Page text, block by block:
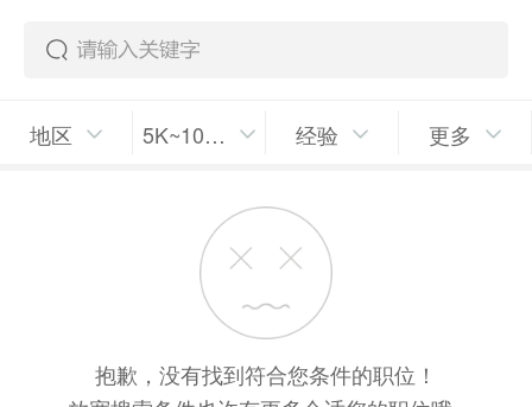
地区 5K~10K/月 经验 更多
抱歉，没有找到符合您条件的职位！